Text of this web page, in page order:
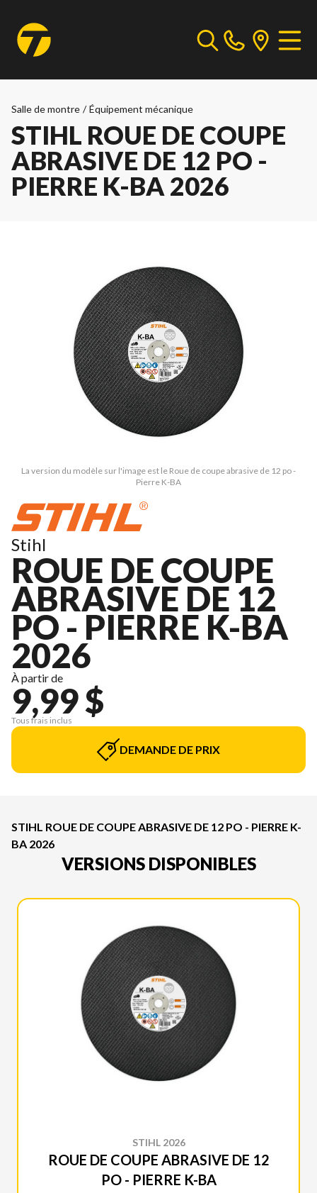
Salle de montre / Équipement mécanique
STIHL ROUE DE COUPE
ABRASIVE DE 12 PO -
PIERRE K-BA 2026
La version du modèle sur l'image est le Roue de coupe abrasive de 12 po -
Pierre K-BA
Stihl
ROUE DE COUPE
ABRASIVE DE 12
PO - PIERRE K-BA
2026
À partir de
9,99 $
Tous frais inclus
DEMANDE DE PRIX
STIHL ROUE DE COUPE ABRASIVE DE 12 PO - PIERRE K-
BA 2026
VERSIONS DISPONIBLES
STIHL 2026
ROUE DE COUPE ABRASIVE DE 12
PO - PIERRE K-BA